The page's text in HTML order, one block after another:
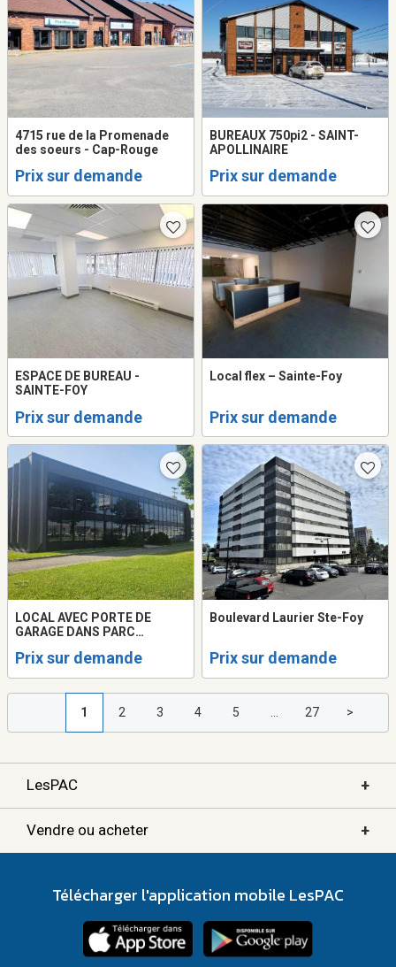
4715 rue de la Promenade
des soeurs - Cap-Rouge
Prix sur demande
BUREAUX 750pi2 - SAINT-
APOLLINAIRE
Prix sur demande
ESPACE DE BUREAU -
SAINTE-FOY
Prix sur demande
Local flex – Sainte-Foy
Prix sur demande
LOCAL AVEC PORTE DE
GARAGE DANS PARC
Prix sur demande
Boulevard Laurier Ste-Foy
Prix sur demande
1 2 3 4 5 ... 27 >
LesPAC +
Vendre ou acheter +
Télécharger l'application mobile LesPAC